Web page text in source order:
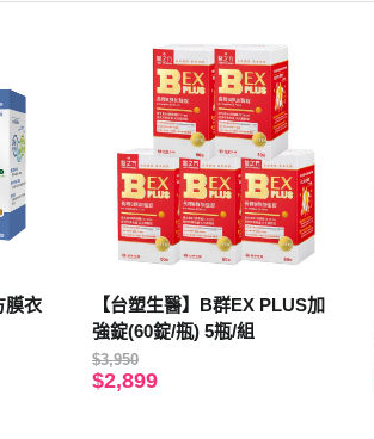
膜衣
【台塑生醫】B群EX PLUS加
強錠(60錠/瓶) 5瓶/組
$3,950
$2,899